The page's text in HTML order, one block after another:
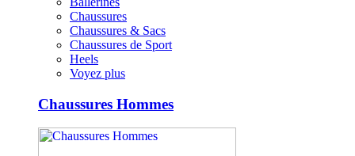
Chaussures
Chaussures & Sacs
Chaussures de Sport
Heels
Voyez plus
Chaussures Hommes